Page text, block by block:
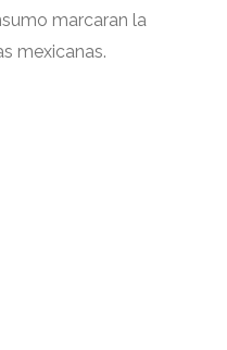
marcaran la
mexicanas.